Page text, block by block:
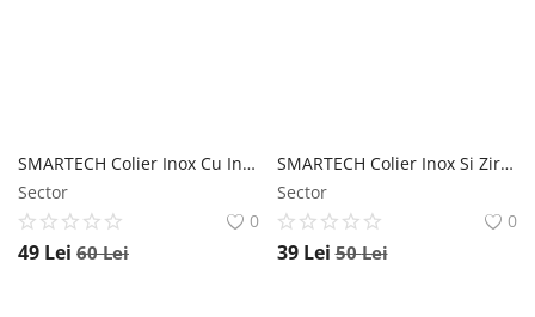
SMARTECH Colier Inox Cu Inimioara, Argintiu
Sector
0
49 Lei 60Lei
SMARTECH Colier Inox Si Zirconiu In Forma De Ochi, Argintiu
Sector
0
39 Lei 50Lei